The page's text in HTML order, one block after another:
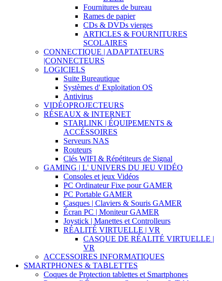
Fournitures de bureau
Rames de papier
CDs & DVDs vierges
ARTICLES & FOURNITURES
SCOLAIRES
CONNECTIQUE | ADAPTATEURS
|CONNECTEURS
LOGICIELS
Suite Bureautique
Systèmes d' Exploitation OS
Antivirus
VIDÉOPROJECTEURS
RÉSEAUX & INTERNET
STARLINK | ÉQUIPEMENTS &
ACCÉSSOIRES
Serveurs NAS
Routeurs
Clés WIFI & Répétiteurs de Signal
GAMING | L' UNIVERS DU JEU VIDÉO
Consoles et jeux Vidéos
PC Ordinateur Fixe pour GAMER
PC Portable GAMER
Casques | Claviers & Souris GAMER
Écran PC | Moniteur GAMER
Joystick | Manettes et Controlleurs
RÉALITÉ VIRTUELLE | VR
CASQUE DE RÉALITÉ VIRTUELLE |
VR
ACCESSOIRES INFORMATIQUES
SMARTPHONES & TABLETTES
Coques de Protection tablettes et Smartphones